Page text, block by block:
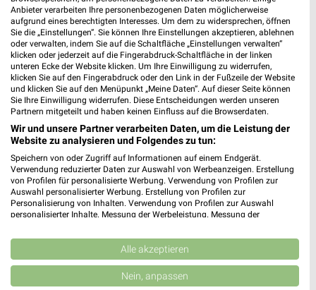
Posten-Börse Enger
Am Dreieck 1
32130 Enger
Heute 09:00 - 16:00 Uhr |
Geschlossen
332,11 km • Angebote: 1 Prospekt
Tedi Bissendorf
Zum Eistruper Feld 1
49143 Bissendorf
Heute 09:00 - 19:00 Uhr | Geschlossen
357,36 km
Tedi Bielefeld
Bahnhofstr. 28
Anbieter verarbeiten Ihre personenbezogenen Daten möglicherweise
aufgrund eines berechtigten Interesses. Um dem zu widersprechen, öffnen
Sie die „Einstellungen“. Sie können Ihre Einstellungen akzeptieren, ablehnen
oder verwalten, indem Sie auf die Schaltfläche „Einstellungen verwalten“
klicken oder jederzeit auf die Fingerabdruck-Schaltfläche in der linken
unteren Ecke der Website klicken. Um Ihre Einwilligung zu widerrufen,
klicken Sie auf den Fingerabdruck oder den Link in der Fußzeile der Website
und klicken Sie auf den Menüpunkt „Meine Daten“. Auf dieser Seite können
Sie Ihre Einwilligung widerrufen. Diese Entscheidungen werden unseren
Partnern mitgeteilt und haben keinen Einfluss auf die Browserdaten.
Wir und unsere Partner verarbeiten Daten, um die Leistung der
Website zu analysieren und Folgendes zu tun:
Speichern von oder Zugriff auf Informationen auf einem Endgerät.
Verwendung reduzierter Daten zur Auswahl von Werbeanzeigen. Erstellung
von Profilen für personalisierte Werbung. Verwendung von Profilen zur
Auswahl personalisierter Werbung. Erstellung von Profilen zur
Personalisierung von Inhalten. Verwendung von Profilen zur Auswahl
personalisierter Inhalte. Messung der Werbeleistung. Messung der
Kombinationen von Daten aus verschiedenen Quellen. Entwicklung und
Verbesserung der Angebote. Verwendung reduzierter Daten zur Auswahl
von Inhalten.
Daten können außerhalb der Europäischen Union weitergegeben und in die
USA gesendet werden.
Alle akzeptieren
Nein, anpassen